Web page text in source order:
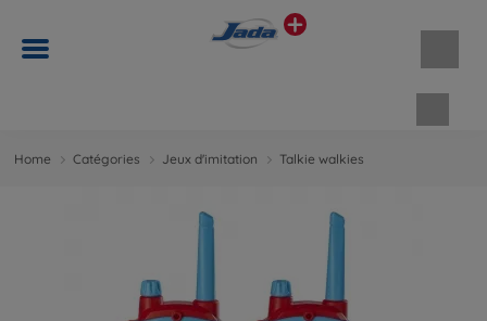
Home Catégories Jeux d'imitation Talkie walkies